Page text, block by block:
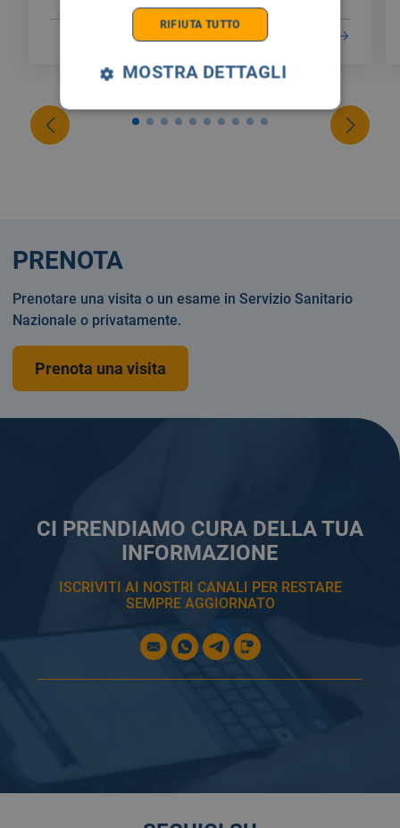
LEGGI DI PIÙ
CI PRENDIAMO CURA DELLA TUA
INFORMAZIONE
ISCRIVITI AI NOSTRI CANALI PER RESTARE
SEMPRE AGGIORNATO
PRENOTA
Prenotare una visita o un esame in Servizio Sanitario
Nazionale o privatamente.
Prenota una visita
RIFIUTA TUTTO
MOSTRA DETTAGLI